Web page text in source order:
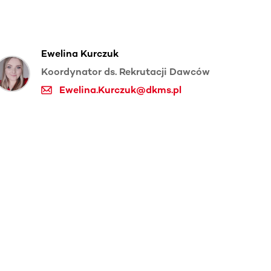
Ewelina Kurczuk
Koordynator ds. Rekrutacji Dawców
Ewelina.Kurczuk@dkms.pl